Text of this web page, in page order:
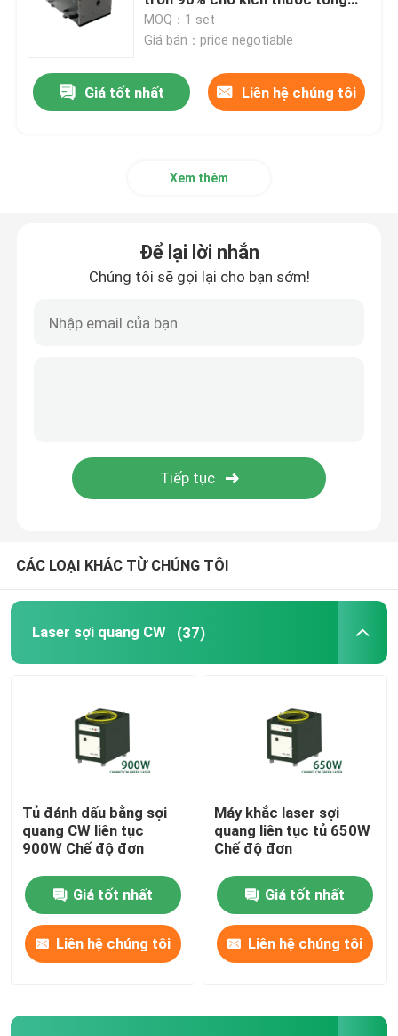
Laser sợi quang CW
Laser sợi quang QCW
Laser sợi quang
Laser sợi siêu nhanh
Máy hàn Laser cầm tay
Máy cắt laser
thể 705 × 368 × 161
MOQ：1 set
Giá bán：price negotiable
Giá tốt nhất Liên hệ chúng tôi
Xem thêm
Để lại lời nhắn
Chúng tôi sẽ gọi lại cho bạn sớm!
CÁC LOẠI KHÁC TỪ CHÚNG TÔI
Laser sợi quang CW (37)
Tủ đánh dấu bằng sợi
quang CW liên tục
900W Chế độ đơn
Giá tốt nhất
Liên hệ chúng tôi
Máy khắc laser sợi
quang liên tục tủ 650W
Chế độ đơn
Giá tốt nhất
Liên hệ chúng tôi